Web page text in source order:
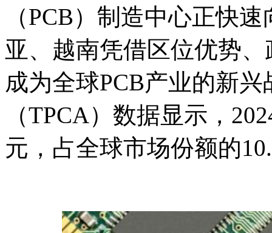
（PCB）制造中心正快
亚、越南凭借区位优势
成为全球PCB产业的新
（TPCA）数据显示，
元，占全球市场份额的